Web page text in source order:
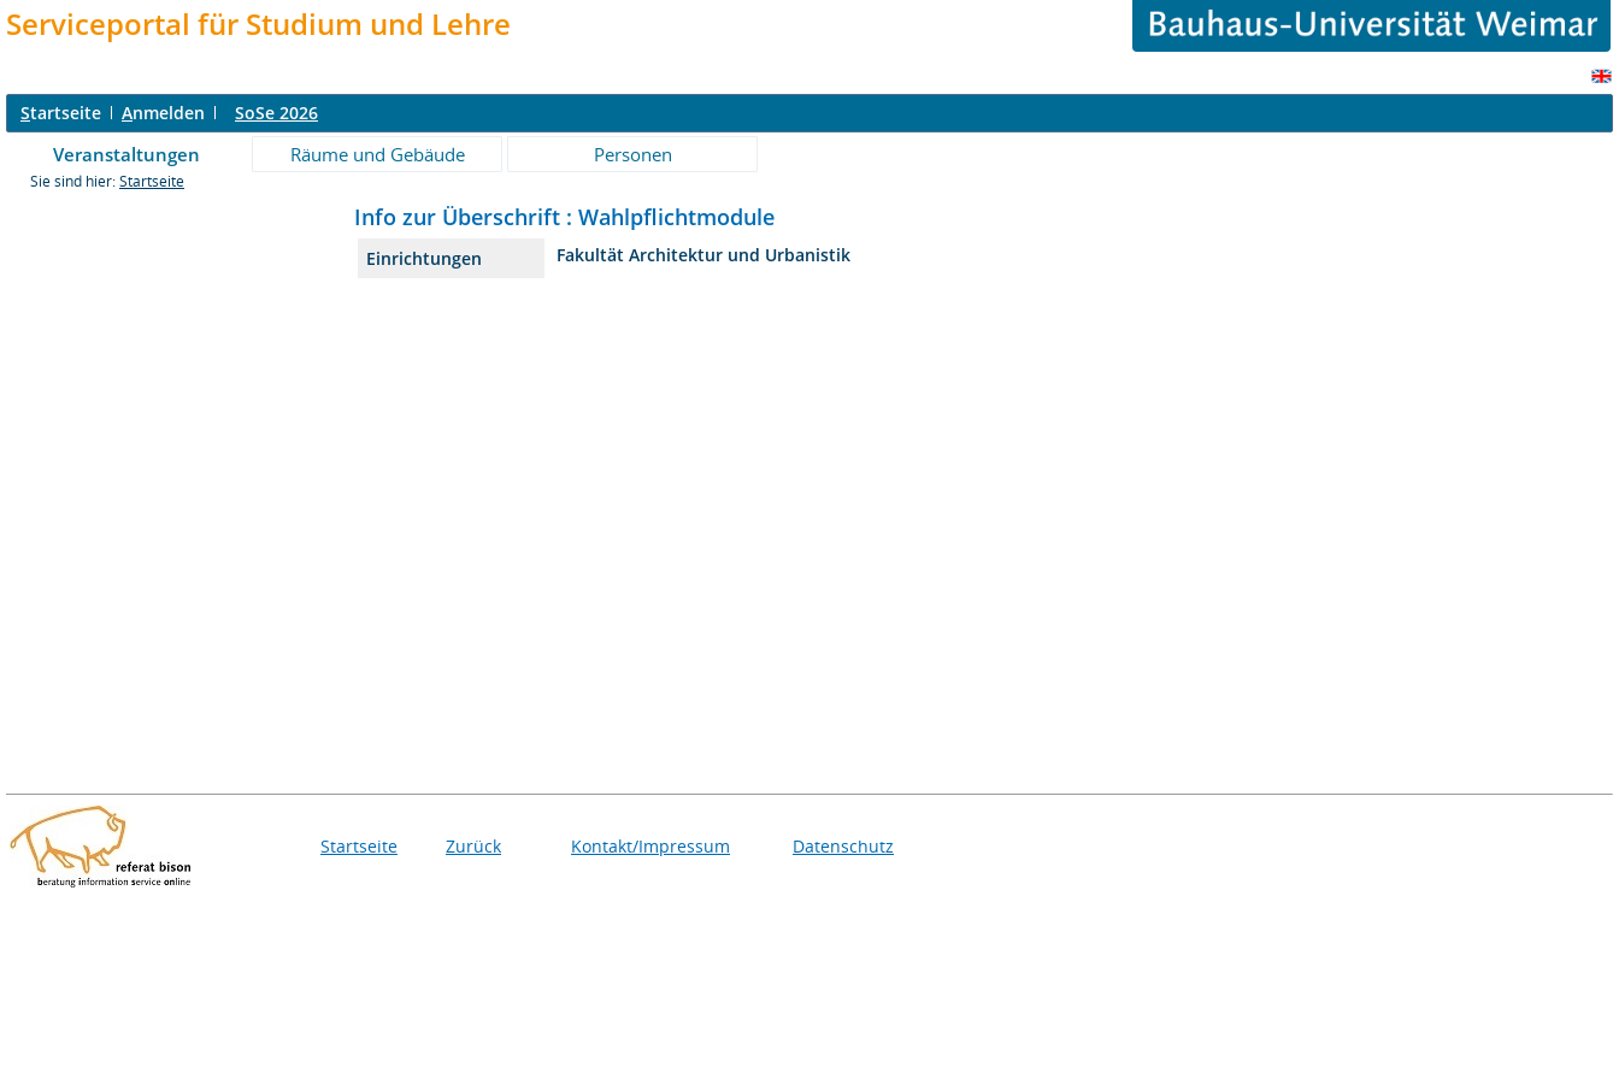
Serviceportal für Studium und Lehre
Startseite Anmelden SoSe 2026
Veranstaltungen Räume und Gebäude Personen
Sie sind hier: Startseite
Info zur Überschrift : Wahlpflichtmodule
Einrichtungen Fakultät Architektur und Urbanistik
Startseite Zurück Kontakt/Impressum Datenschutz